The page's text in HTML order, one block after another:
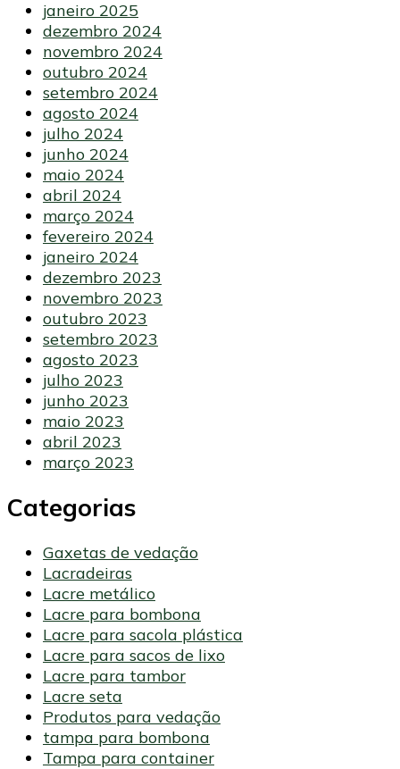
janeiro 2025
dezembro 2024
novembro 2024
outubro 2024
setembro 2024
agosto 2024
julho 2024
junho 2024
maio 2024
abril 2024
março 2024
fevereiro 2024
janeiro 2024
dezembro 2023
novembro 2023
outubro 2023
setembro 2023
agosto 2023
julho 2023
junho 2023
maio 2023
abril 2023
março 2023
Categorias
Gaxetas de vedação
Lacradeiras
Lacre metálico
Lacre para bombona
Lacre para sacola plástica
Lacre para sacos de lixo
Lacre para tambor
Lacre seta
Produtos para vedação
tampa para bombona
Tampa para container